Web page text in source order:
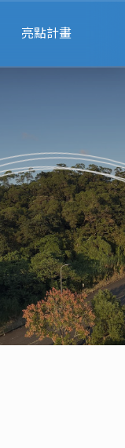
亮點計畫